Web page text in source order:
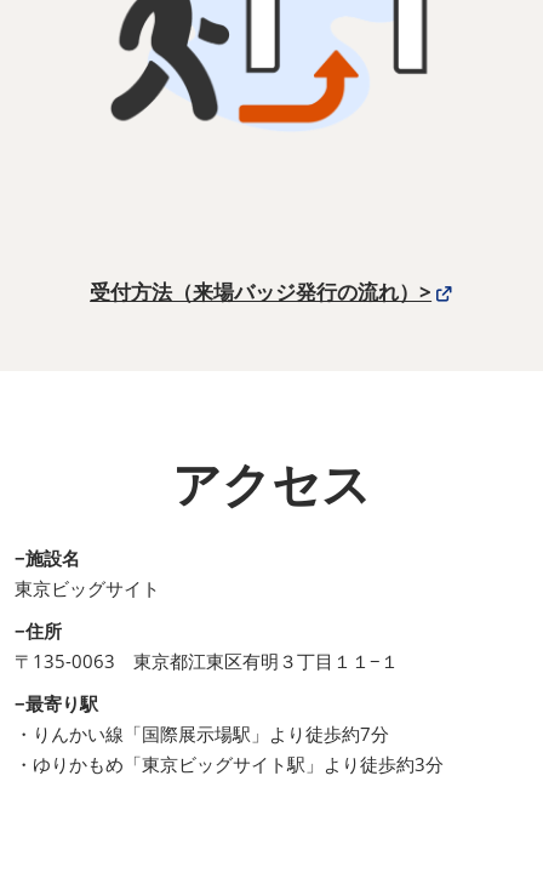
受付方法（来場バッジ発行の流れ）>
アクセス
−施設名
東京ビッグサイト
−住所
〒135-0063 東京都江東区有明３丁目１１−１
−最寄り駅
・りんかい線「国際展示場駅」より徒歩約7分
・ゆりかもめ「東京ビッグサイト駅」より徒歩約3分